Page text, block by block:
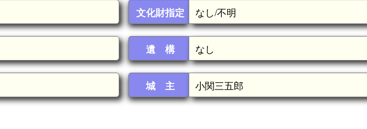
文化財指定 なし/不明
遺 構 なし
城 主 小関三五郎